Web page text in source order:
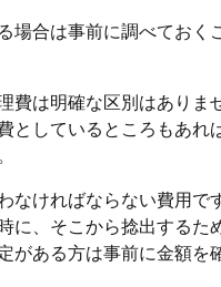
場合は事前に調べておく
費は明確な区別はありま
としているところもあれ
なければならない費用で
に、そこから捻出するた
がある方は事前に金額を